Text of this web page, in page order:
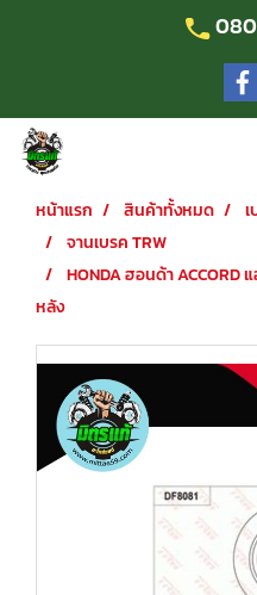
080
หน้าแรก สินค้าทั้งหมด
จานเบรค TRW
HONDA ฮอนด้า ACCORD
หลัง